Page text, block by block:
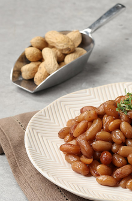
페이코 ID로